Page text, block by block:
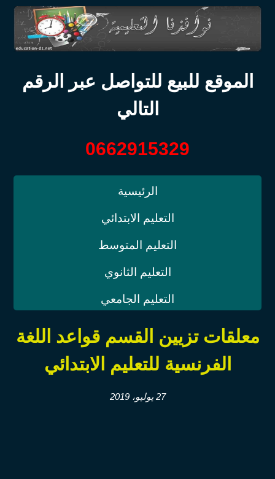
الموقع للبيع للتواصل عبر الرقم
التالي
0662915329
الرئيسية
التعليم الابتدائي
التعليم المتوسط
التعليم الثانوي
التعليم الجامعي
معلقات تزيين القسم قواعد اللغة
الفرنسية للتعليم الابتدائي
27 يوليو، 2019